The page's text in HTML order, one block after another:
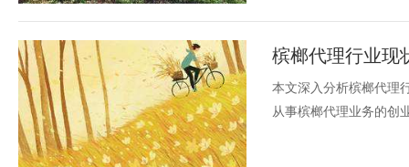
槟榔代理行业现
本文深入分析槟榔代理
从事槟榔代理业务的创